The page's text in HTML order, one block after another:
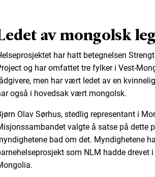
av mongolsk
har hatt betegnelsen
og har omfattet tre fylker i Vest-
men har vært ledet av en
også i hovedsak vært mongolsk.
Olav Sørhus, stedlig representant i
valgte å satse på dette
bad om det. Myndighetene
som NLM hadde drevet